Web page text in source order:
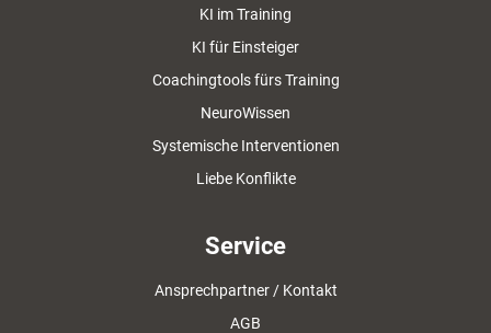
KI im Training
KI für Einsteiger
Coachingtools fürs Training
NeuroWissen
Systemische Interventionen
Liebe Konflikte
Service
Ansprechpartner / Kontakt
AGB